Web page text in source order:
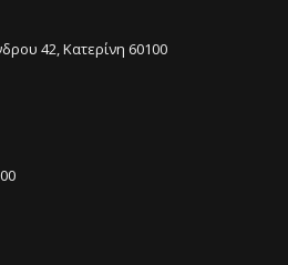
παραλλαγές.
42, Κατερίνη 60100